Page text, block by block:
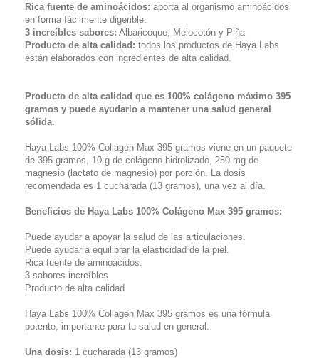
Rica fuente de aminoácidos: aporta al organismo aminoácidos
en forma fácilmente digerible.
3 increíbles sabores: Albaricoque, Melocotón y Piña
Producto de alta calidad: todos los productos de Haya Labs
están elaborados con ingredientes de alta calidad.
Producto de alta calidad que es 100% colágeno máximo 395
gramos y puede ayudarlo a mantener una salud general
sólida.
Haya Labs 100% Collagen Max 395 gramos viene en un paquete
de 395 gramos, 10 g de colágeno hidrolizado, 250 mg de
magnesio (lactato de magnesio) por porción. La dosis
recomendada es 1 cucharada (13 gramos), una vez al día.
Beneficios de Haya Labs 100% Colágeno Max 395 gramos:
Puede ayudar a apoyar la salud de las articulaciones.
Puede ayudar a equilibrar la elasticidad de la piel.
Rica fuente de aminoácidos.
3 sabores increíbles
Producto de alta calidad
Haya Labs 100% Collagen Max 395 gramos es una fórmula
potente, importante para tu salud en general.
Una dosis: 1 cucharada (13 gramos)